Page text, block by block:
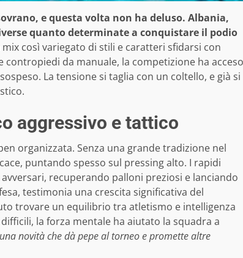
e questa volta non ha deluso. Albania,
quanto determinate a conquistare il podio
così variegato di stili e caratteri sfidarsi con
da manuale, la competizione ha acceso
La tensione si taglia con un coltello, e già si
aggressivo e tattico
organizzata. Senza una grande tradizione nel
puntando spesso sul pressing alto. I rapidi
recuperando palloni preziosi e lanciando
testimonia una crescita significativa del
trovare un equilibrio tra atletismo e intelligenza
la forza mentale ha aiutato la squadra a
novità che dà pepe al torneo e promette altre